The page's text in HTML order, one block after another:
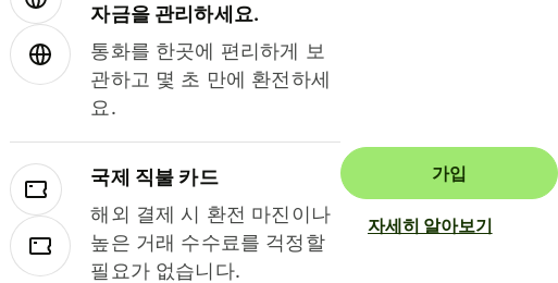
자금을 관리하세요.
통화를 한곳에 편리하게 보
관하고 몇 초 만에 환전하세
요.
국제 직불 카드
해외 결제 시 환전 마진이나
높은 거래 수수료를 걱정할
필요가 없습니다.
가입
자세히 알아보기